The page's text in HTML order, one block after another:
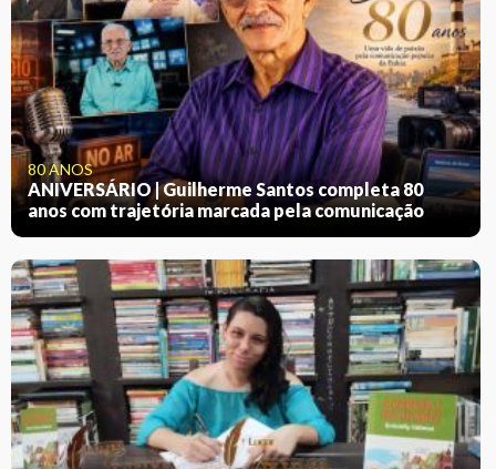
80 ANOS
ANIVERSÁRIO | Guilherme Santos completa 80
anos com trajetória marcada pela comunicação